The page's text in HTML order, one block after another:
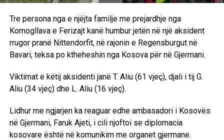
Tre persona nga e njëjta familje me prejardhje nga
Komogllava e Ferizajt kanë humbur jetën në një aksident
rrugor pranë Nittendorfit, në rajonin e Regensburgut në
Bavari, teksa po ktheheshin nga Kosova për në Gjermani.
Viktimat e këtij aksidenti janë T. Aliu (61 vjeç), djali i tij G.
Aliu (34 vjeç) dhe L. Aliu (16 vjeç).
Lidhur me ngjarjen ka reaguar edhe ambasadori i Kosovës
në Gjermani, Faruk Ajeti, i cili njoftoi se diplomacia
kosovare është në komunikim me organet gjermane.